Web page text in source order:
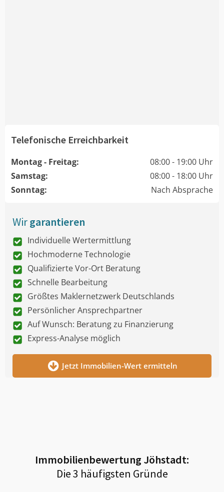
Telefonische Erreichbarkeit
Montag - Freitag:
08:00 - 19:00 Uhr
Samstag:
08:00 - 18:00 Uhr
Sonntag:
Nach Absprache
Wirgarantieren
Individuelle Wertermittlung
Hochmoderne Technologie
Qualifizierte Vor-Ort Beratung
Schnelle Bearbeitung
Größtes Maklernetzwerk Deutschlands
Persönlicher Ansprechpartner
Auf Wunsch: Beratung zu Finanzierung
Express-Analyse möglich
Jetzt Immobilien-Wert ermitteln
Immobilienbewertung Jöhstadt:
Die 3 häufigsten Gründe